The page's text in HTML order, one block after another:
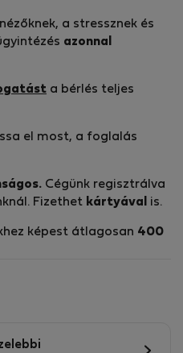
a stressznek és
azonnal
a bérlés teljes
el most, a foglalás
Cégünk regisztrálva
Fizethet kártyával is.
képest átlagosan 400